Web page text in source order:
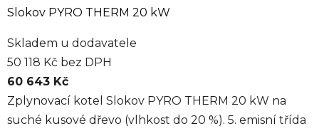
Slokov PYRO THERM 20 kW
Skladem u dodavatele
50 118 Kč bez DPH
60 643 Kč
Zplynovací kotel Slokov PYRO THERM 20 kW na
suché kusové dřevo (vlhkost do 20 %). 5. emisní třída